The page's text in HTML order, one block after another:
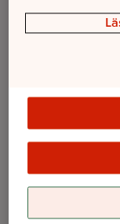
Varumärke